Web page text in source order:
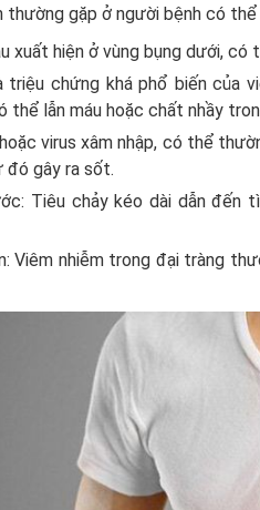
thường gặp ở người bệnh có thể
xuất hiện ở vùng bụng dưới,
triệu chứng khá phổ biến của
thể lẫn máu hoặc chất nhầy
virus xâm nhập, có thể
đó gây ra sốt.
Tiêu chảy kéo dài dẫn đến
Viêm nhiễm trong đại tràng